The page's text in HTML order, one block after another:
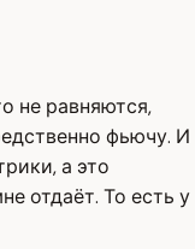
не равняются,
фьючу. И
а это
отдаёт. То есть у